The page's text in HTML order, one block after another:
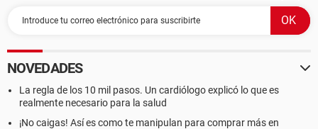
NOVEDADES
La regla de los 10 mil pasos. Un cardiólogo explicó lo que es
realmente necesario para la salud
¡No caigas! Así es como te manipulan para comprar más en